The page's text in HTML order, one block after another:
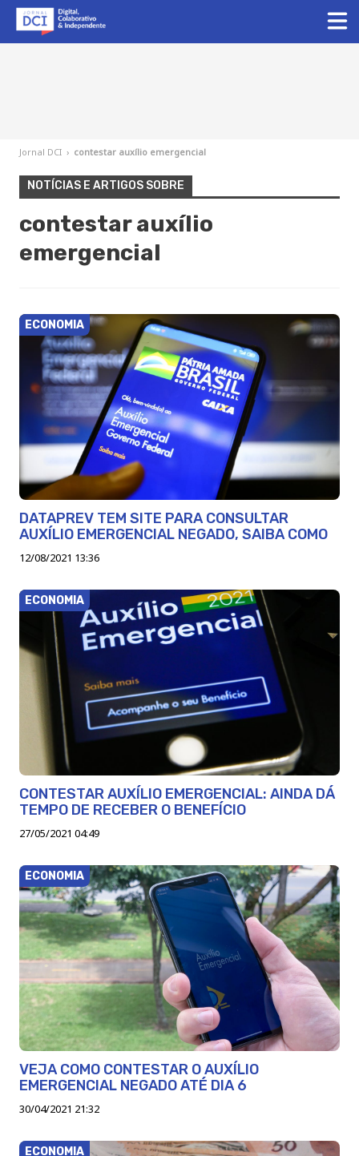
Jornal DCI › contestar auxílio emergencial
NOTÍCIAS E ARTIGOS SOBRE
contestar auxílio
emergencial
ECONOMIA
DATAPREV TEM SITE PARA CONSULTAR
AUXÍLIO EMERGENCIAL NEGADO, SAIBA COMO
12/08/2021 13:36
ECONOMIA
CONTESTAR AUXÍLIO EMERGENCIAL: AINDA DÁ
TEMPO DE RECEBER O BENEFÍCIO
27/05/2021 04:49
ECONOMIA
VEJA COMO CONTESTAR O AUXÍLIO
EMERGENCIAL NEGADO ATÉ DIA 6
30/04/2021 21:32
ECONOMIA